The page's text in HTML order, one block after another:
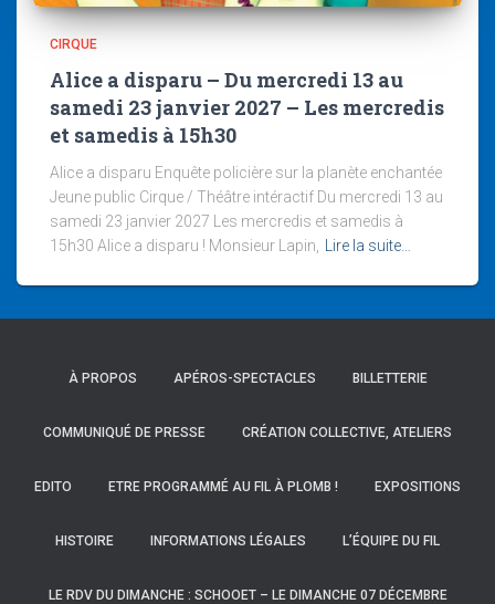
CIRQUE
Alice a disparu – Du mercredi 13 au
samedi 23 janvier 2027 – Les mercredis
et samedis à 15h30
Alice a disparu Enquête policière sur la planète enchantée
Jeune public Cirque / Théâtre intéractif Du mercredi 13 au
samedi 23 janvier 2027 Les mercredis et samedis à
15h30 Alice a disparu ! Monsieur Lapin,
Lire la suite…
À PROPOS APÉROS-SPECTACLES BILLETTERIE
COMMUNIQUÉ DE PRESSE CRÉATION COLLECTIVE, ATELIERS
EDITO ETRE PROGRAMMÉ AU FIL À PLOMB ! EXPOSITIONS
HISTOIRE INFORMATIONS LÉGALES L’ÉQUIPE DU FIL
LE RDV DU DIMANCHE : SCHOOET – LE DIMANCHE 07 DÉCEMBRE